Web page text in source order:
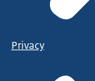
Privacy